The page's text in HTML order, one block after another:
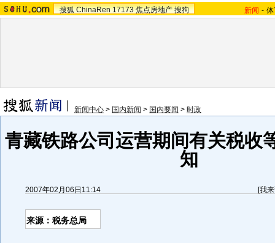
搜狐 ChinaRen 17173 焦点房地产 搜狗 新闻 -
新闻中心 > 国内新闻 > 国内要闻 > 时政
青藏铁路公司运营期间有关税收
知
2007年02月06日11:14 [我
来源：税务总局